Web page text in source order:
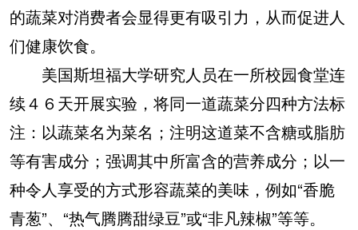
的蔬菜对消费者会显得更有吸引力，从而促进人
们健康饮食。
美国斯坦福大学研究人员在一所校园食堂连
续４６天开展实验，将同一道蔬菜分四种方法标
注：以蔬菜名为菜名；注明这道菜不含糖或脂肪
等有害成分；强调其中所富含的营养成分；以一
种令人享受的方式形容蔬菜的美味，例如“香脆
青葱”、“热气腾腾甜绿豆”或“非凡辣椒”等等。